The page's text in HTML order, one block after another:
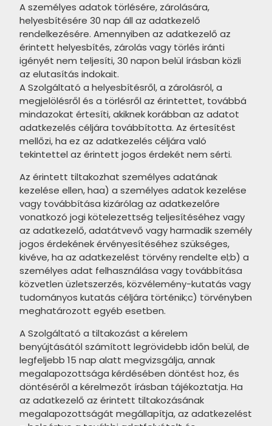
MAINZU Scudo termékcsalád
MAINZU Tin Tile termékcsalád
MAINZU Bayonne termékcsalád
MAINZU Soho termékcsalád
MAINZU Atelier termékcsalád
MAINZU Cinque Terre termékcsalád
MAINZU Rivoli termékcsalád
MAINZU Bellagio termékcsalád
MAINZU Mandala termékcsalád
MAINZU Milano termékcsalád
CERSANIT Trako termékcsalád
CERSANIT Bantu termékcsalád
CERSANIT Stone Paradise
termékcsalád
termékcsalád
CERSANIT Arce termékcsalád
CERSANIT Lastria termékcsalád
CERSANIT Foggy Night Wall
A személyes adatok törlésére, zárolására,
helyesbítésére 30 nap áll az adatkezelő
rendelkezésére. Amennyiben az adatkezelő az
érintett helyesbítés, zárolás vagy törlés iránti
igényét nem teljesíti, 30 napon belül írásban közli
az elutasítás indokait.
A Szolgáltató a helyesbítésről, a zárolásról, a
megjelölésről és a törlésről az érintettet, továbbá
mindazokat értesíti, akiknek korábban az adatot
adatkezelés céljára továbbította. Az értesítést
mellőzi, ha ez az adatkezelés céljára való
tekintettel az érintett jogos érdekét nem sérti.
Az érintett tiltakozhat személyes adatának
kezelése ellen, haa) a személyes adatok kezelése
vagy továbbítása kizárólag az adatkezelőre
vonatkozó jogi kötelezettség teljesítéséhez vagy
az adatkezelő, adatátvevő vagy harmadik személy
jogos érdekének érvényesítéséhez szükséges,
kivéve, ha az adatkezelést törvény rendelte el;b) a
személyes adat felhasználása vagy továbbítása
közvetlen üzletszerzés, közvélemény-kutatás vagy
tudományos kutatás céljára történik;c) törvényben
meghatározott egyéb esetben.
A Szolgáltató a tiltakozást a kérelem
benyújtásától számított legrövidebb időn belül, de
legfeljebb 15 nap alatt megvizsgálja, annak
megalapozottsága kérdésében döntést hoz, és
döntéséről a kérelmezőt írásban tájékoztatja. Ha
az adatkezelő az érintett tiltakozásának
megalapozottságát megállapítja, az adatkezelést